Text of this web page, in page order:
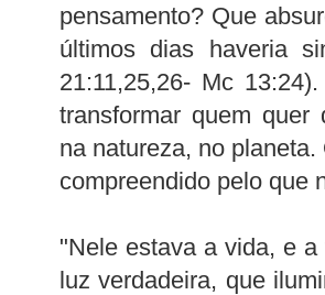
pensamento? Que
últimos dias haveria
21:11,25,26- Mc
transformar quem quer
na natureza, no
compreendido pelo que
"Nele estava a vida, e
luz verdadeira, que